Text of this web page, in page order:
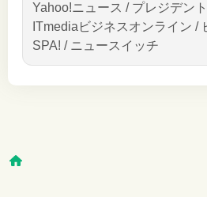
Yahoo!ニュース / プレジデン
ITmediaビジネスオンライン /
SPA! / ニュースイッチ